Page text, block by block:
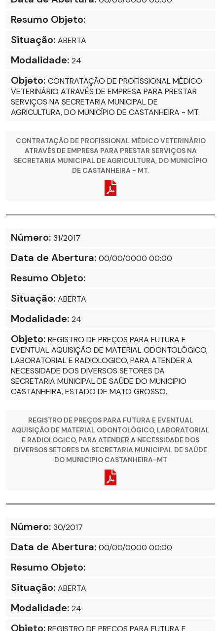
Resumo Objeto:
Situação: ABERTA
Modalidade: 24
Objeto: CONTRATAÇÃO DE PROFISSIONAL MÉDICO
VETERINÁRIO ATRAVÉS DE EMPRESA PARA PRESTAR
SERVIÇOS NA SECRETARIA MUNICIPAL DE
AGRICULTURA, DO MUNICÍPIO DE CASTANHEIRA - MT.
CONTRATAÇÃO DE PROFISSIONAL MÉDICO VETERINÁRIO
ATRAVÉS DE EMPRESA PARA PRESTAR SERVIÇOS NA
SECRETARIA MUNICIPAL DE AGRICULTURA, DO MUNICÍPIO
DE CASTANHEIRA - MT.
Número: 31/2017
Data de Abertura: 00/00/0000 00:00
Resumo Objeto:
Situação: ABERTA
Modalidade: 24
Objeto: REGISTRO DE PREÇOS PARA FUTURA E
EVENTUAL AQUISIÇÃO DE MATERIAL ODONTOLÓGICO,
LABORATORIAL E RADIOLOGICO, PARA ATENDER A
NECESSIDADE DOS DIVERSOS SETORES DA
SECRETARIA MUNICIPAL DE SAÚDE DO MUNICIPIO
CASTANHEIRA, ESTADO DE MATO GROSSO.
REGISTRO DE PREÇOS PARA FUTURA E EVENTUAL
AQUISIÇÃO DE MATERIAL ODONTOLÓGICO, LABORATORIAL
E RADIOLOGICO, PARA ATENDER A NECESSIDADE DOS
DIVERSOS SETORES DA SECRETARIA MUNICIPAL DE SAÚDE
DO MUNICIPIO CASTANHEIRA-MT
Número: 30/2017
Data de Abertura: 00/00/0000 00:00
Resumo Objeto:
Situação: ABERTA
Modalidade: 24
Objeto: